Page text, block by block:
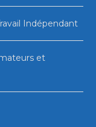
Indépendant
et